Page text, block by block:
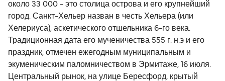
около 33 000 - это столица острова и его крупнейший
город. Санкт-Хельер назван в честь Хельера (или
Хелериуса), аскетического отшельника 6-го века.
Традиционная дата его мученичества 555 г. н.э и его
праздник, отмечен ежегодным муниципальным и
экуменическим паломничеством в Эрмитаже, 16 июля.
Центральный рынок, на улице Бересфорд, крытый